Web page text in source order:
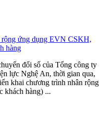
ứng dụng EVN CSKH,
hàng
đổi số của Tổng công ty
lực Nghệ An, thời gian qua,
khai chương trình nhân rộng
khách hàng) ...